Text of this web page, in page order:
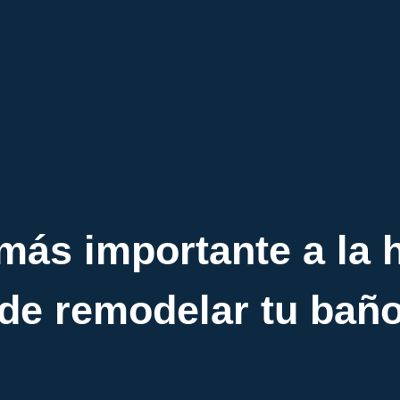
importante a la
remodelar tu